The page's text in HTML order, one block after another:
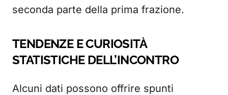
seconda parte della prima frazione.
TENDENZE E CURIOSITÀ
STATISTICHE DELL’INCONTRO
Alcuni dati possono offrire spunti